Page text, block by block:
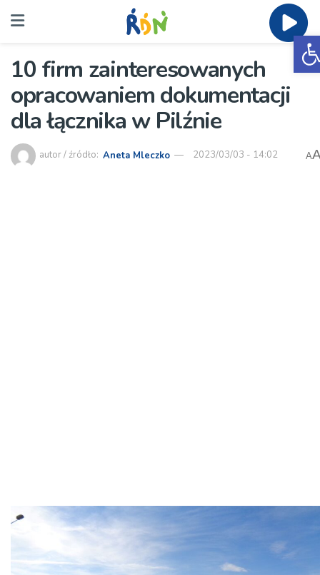
10 firm zainteresowanych
opracowaniem dokumentacji
dla łącznika w Pilźnie
autor / źródło: Aneta Mleczko 2023/03/03 - 14:02 A